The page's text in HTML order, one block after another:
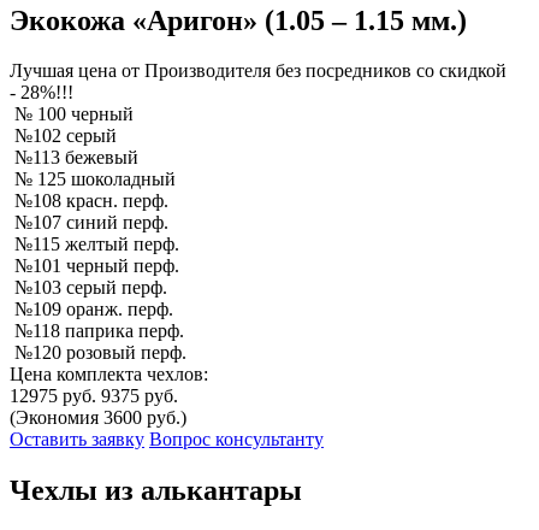
Экокожа «Аригон» (1.05 – 1.15 мм.)
Лучшая цена от Производителя без посредников со скидкой
- 28%!!!
№ 100 черный
№102 серый
№113 бежевый
№ 125 шоколадный
№108 красн. перф.
№107 синий перф.
№115 желтый перф.
№101 черный перф.
№103 серый перф.
№109 оранж. перф.
№118 паприка перф.
№120 розовый перф.
Цена комплекта чехлов:
12975 руб. 9375 руб.
(Экономия 3600 руб.)
Оставить заявку Вопрос консультанту
Чехлы из алькантары